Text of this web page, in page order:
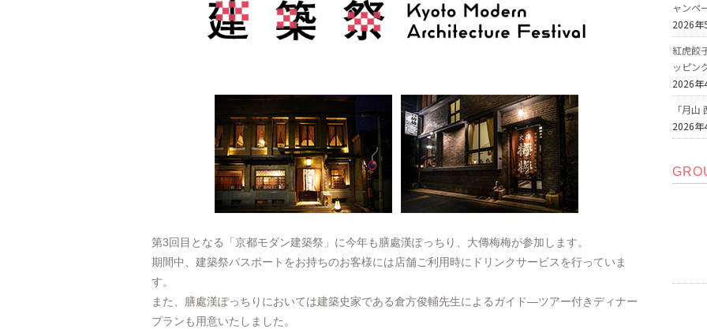
第3回目となる「京都モダン建築祭」に今年も膳處漢ぽっちり、大傳梅梅が参加します。
期間中、建築祭パスポートをお持ちのお客様には店舗ご利用時にドリンクサービスを行っていま
す。
また、膳處漢ぽっちりにおいては建築史家である倉方俊輔先生によるガイド―ツアー付きディナー
プランも用意いたしました。
ャンペ
2026年
紅虎餃
ッピン
2026年
「月
2026年